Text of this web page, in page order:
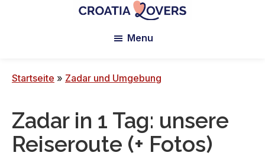
sens
-
blog
Menu
Startseite » Zadar und Umgebung
Zadar in 1 Tag: unsere
Reiseroute (+ Fotos)